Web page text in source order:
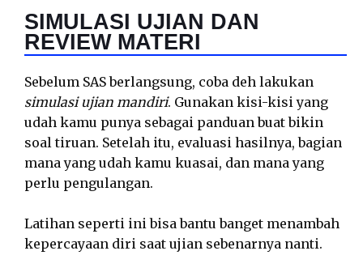
SIMULASI UJIAN DAN
REVIEW MATERI
Sebelum SAS berlangsung, coba deh lakukan
simulasi ujian mandiri. Gunakan kisi-kisi yang
udah kamu punya sebagai panduan buat bikin
soal tiruan. Setelah itu, evaluasi hasilnya, bagian
mana yang udah kamu kuasai, dan mana yang
perlu pengulangan.
Latihan seperti ini bisa bantu banget menambah
kepercayaan diri saat ujian sebenarnya nanti.